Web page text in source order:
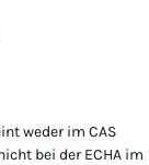
weder im CAS
bei der ECHA im